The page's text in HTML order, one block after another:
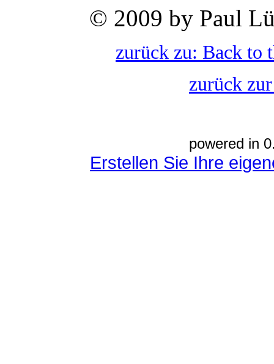
© 2009 by Paul
zurück zu: Back to
zurück
powered in
Erstellen Sie Ihre